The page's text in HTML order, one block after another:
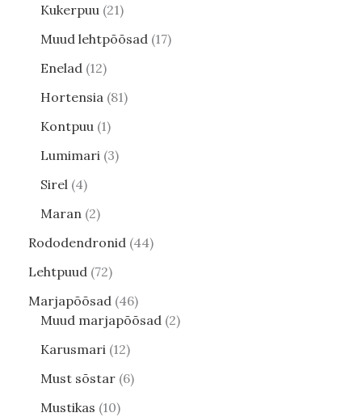
Kukerpuu 21
Muud lehtpõõsad 17
Enelad 12
Hortensia 81
Kontpuu 1
Lumimari 3
Sirel 4
Maran 2
Rododendronid 44
Lehtpuud 72
Marjapõõsad 46
Muud marjapõõsad 2
Karusmari 12
Must sõstar 6
Mustikas 10